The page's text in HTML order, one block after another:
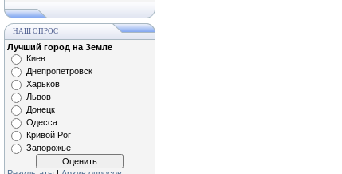
НАШ ОПРОС
Лучший город на Земле
Киев
Днепропетровск
Харьков
Львов
Донецк
Одесса
Кривой Рог
Запорожье